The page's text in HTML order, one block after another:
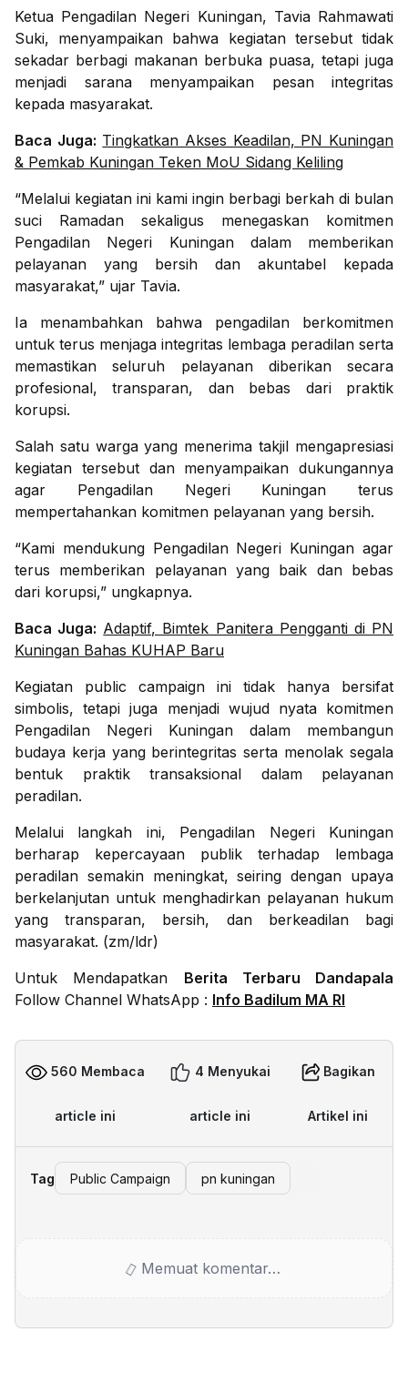
Ketua Pengadilan Negeri Kuningan, Tavia Rahmawati
Suki, menyampaikan bahwa kegiatan tersebut tidak
sekadar berbagi makanan berbuka puasa, tetapi juga
menjadi sarana menyampaikan pesan integritas
kepada masyarakat.
Baca Juga: Tingkatkan Akses Keadilan, PN Kuningan
& Pemkab Kuningan Teken MoU Sidang Keliling
“Melalui kegiatan ini kami ingin berbagi berkah di bulan
suci Ramadan sekaligus menegaskan komitmen
Pengadilan Negeri Kuningan dalam memberikan
pelayanan yang bersih dan akuntabel kepada
masyarakat,” ujar Tavia.
Ia menambahkan bahwa pengadilan berkomitmen
untuk terus menjaga integritas lembaga peradilan serta
memastikan seluruh pelayanan diberikan secara
profesional, transparan, dan bebas dari praktik
korupsi.
Salah satu warga yang menerima takjil mengapresiasi
kegiatan tersebut dan menyampaikan dukungannya
agar Pengadilan Negeri Kuningan terus
mempertahankan komitmen pelayanan yang bersih.
“Kami mendukung Pengadilan Negeri Kuningan agar
terus memberikan pelayanan yang baik dan bebas
dari korupsi,” ungkapnya.
Baca Juga: Adaptif, Bimtek Panitera Pengganti di PN
Kuningan Bahas KUHAP Baru
Kegiatan public campaign ini tidak hanya bersifat
simbolis, tetapi juga menjadi wujud nyata komitmen
Pengadilan Negeri Kuningan dalam membangun
budaya kerja yang berintegritas serta menolak segala
bentuk praktik transaksional dalam pelayanan
peradilan.
Melalui langkah ini, Pengadilan Negeri Kuningan
berharap kepercayaan publik terhadap lembaga
peradilan semakin meningkat, seiring dengan upaya
berkelanjutan untuk menghadirkan pelayanan hukum
yang transparan, bersih, dan berkeadilan bagi
masyarakat. (zm/ldr)
Untuk Mendapatkan Berita Terbaru Dandapala
Follow Channel WhatsApp : Info Badilum MA RI
560 Membaca
article ini
4 Menyukai
article ini
Bagikan
Artikel ini
Tag Public Campaign pn kuningan
Memuat komentar…